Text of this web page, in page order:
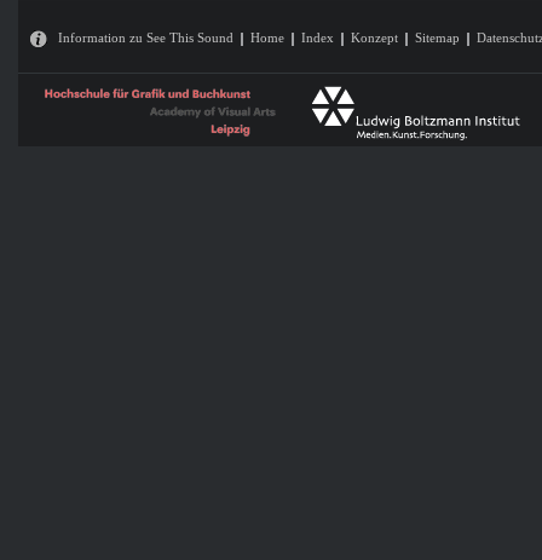
Information zu See This Sound Home Index Konzept Sitemap